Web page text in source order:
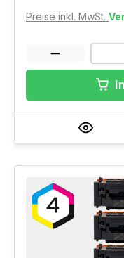
Preise inkl. MwSt.